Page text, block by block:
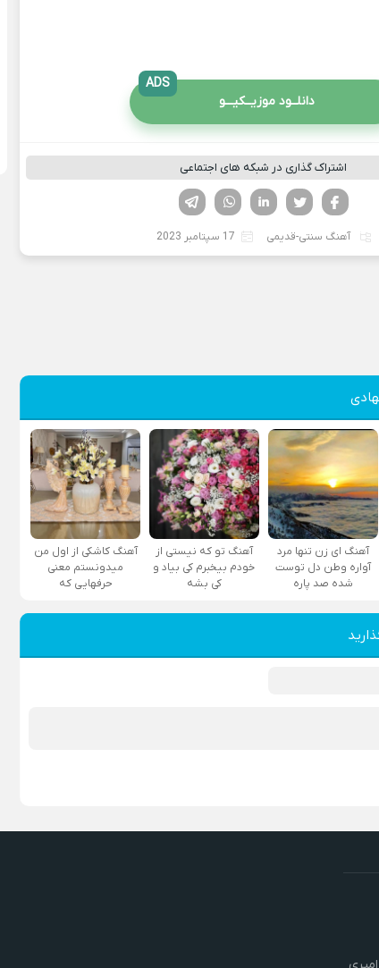
دانلــود موزیــکیـــو
ADS
اشتراک گذاری در شبکه های اجتماعی
لینکدین تویتر
فیسوک
آهنگ سنتی-قدیمی 17 سپتامبر 2023
آهنگ ای زن تنها مرد
آواره وطن دل توست
شده صد پاره
آهنگ تو که نیستی از
خودم بیخبرم کی بیاد و
کی بشه
آهنگ کاشکی از اول من
میدونستم معنی
حرفهایی که